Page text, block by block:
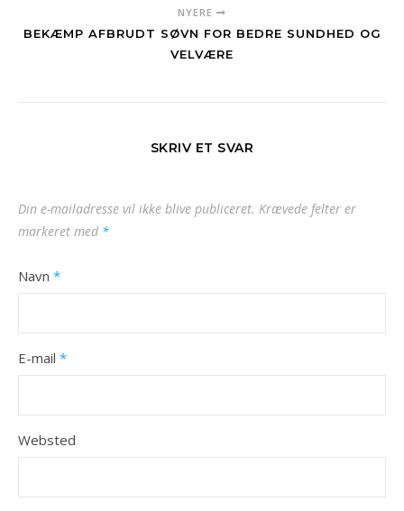
NYERE
BEKÆMP AFBRUDT SØVN FOR BEDRE SUNDHED OG
VELVÆRE
SKRIV ET SVAR
Din e-mailadresse vil ikke blive publiceret. Krævede felter er
markeret med *
Navn *
E-mail *
Websted